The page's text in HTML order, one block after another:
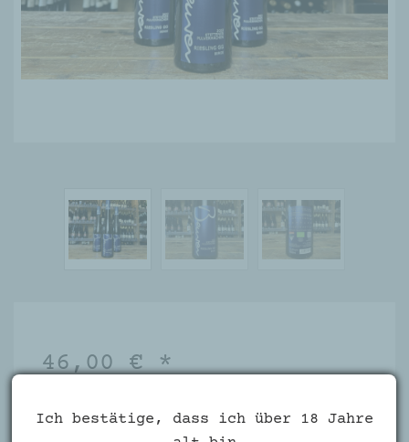
46,00 € *
Inhalt:0,75 Liter(€ 61,33 / 1 Liter)
Ich bestätige, dass ich über 18 Jahre